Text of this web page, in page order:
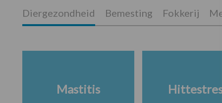
Diergezondheid Bemesting Fokkerij
Mastitis